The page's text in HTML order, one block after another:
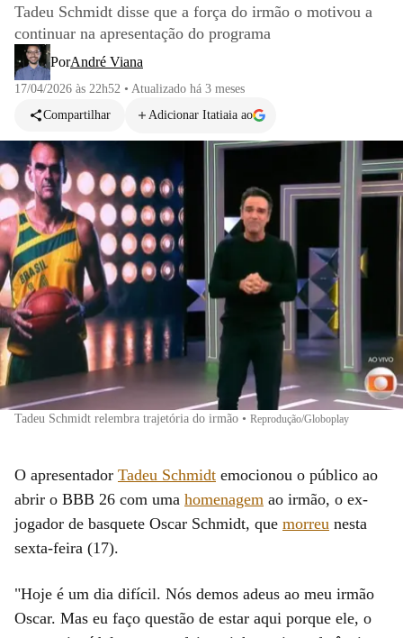
Tadeu Schmidt disse que a força do irmão o motivou a
continuar na apresentação do programa
PorAndré Viana
17/04/2026 às 22h52 • Atualizado há 3 meses
Compartilhar
Adicionar Itatiaia ao
Tadeu Schmidt relembra trajetória do irmão • Reprodução/Globoplay
O apresentador Tadeu Schmidt emocionou o público ao
abrir o BBB 26 com uma homenagem ao irmão, o ex-
jogador de basquete Oscar Schmidt, que morreu nesta
sexta-feira (17).
"Hoje é um dia difícil. Nós demos adeus ao meu irmão
Oscar. Mas eu faço questão de estar aqui porque ele, o